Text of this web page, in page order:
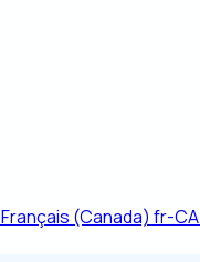
Français (Canada) fr-CA